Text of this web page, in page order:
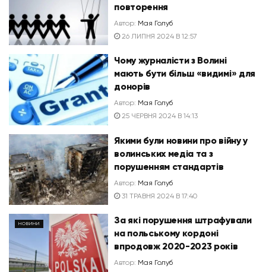
повторення
Автор: Мая Голуб
26 ЛИПНЯ 2024 В 12:57
Чому журналісти з Волині
мають бути більш «видимі» для
донорів
Автор: Мая Голуб
25 ЧЕРВНЯ 2024 В 14:13
Якими були новини про війну у
волинських медіа та з
порушенням стандартів
Автор: Мая Голуб
31 ТРАВНЯ 2024 В 17:40
НОВИНИ
За які порушення штрафували
на польському кордоні
впродовж 2020-2023 років
Автор: Мая Голуб